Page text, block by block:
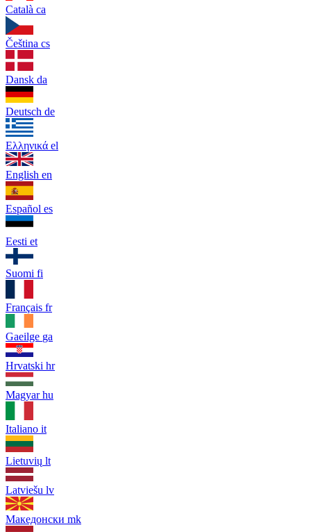
Català ca
Čeština cs
Dansk da
Deutsch de
Ελληνικά el
English en
Español es
Eesti et
Suomi fi
Français fr
Gaeilge ga
Hrvatski hr
Magyar hu
Italiano it
Lietuvių lt
Latviešu lv
Македонски mk